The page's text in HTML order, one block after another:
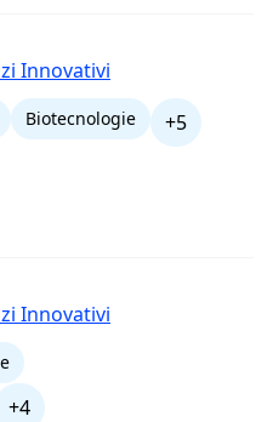
Innovativi
Biotecnologie
+5
Innovativi
+4